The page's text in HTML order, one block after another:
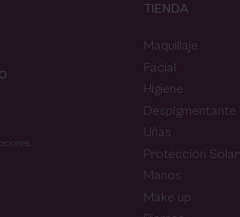
TIENDA
Maquillaje
Facial
Higiene
Despigmentante
Uñas
Protección Solar
Manos
Make up